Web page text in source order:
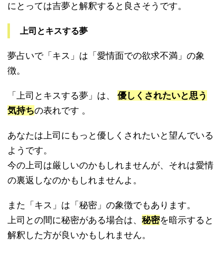
にとっては吉夢と解釈すると良さそうです。
上司とキスする夢
夢占いで「キス」は「愛情面での欲求不満」の象
徴。
「上司とキスする夢」は、 優しくされたいと思う
気持ちの表れです 。
あなたは上司にもっと優しくされたいと望んでいる
ようです。
今の上司は厳しいのかもしれませんが、それは愛情
の裏返しなのかもしれませんよ。
また「キス」は「秘密」の象徴でもあります。
上司との間に秘密がある場合は、 秘密を暗示すると
解釈した方が良いかもしれません。